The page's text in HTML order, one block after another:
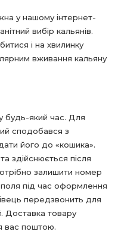
у нашому інтернет-
вибір кальянів.
і на хвилинку
вживання кальяну
будь-який час. Для
сподобався з
його до «кошика».
здійснюється після
залишити номер
під час оформлення
передзвонить для
Доставка товару
вас поштою.